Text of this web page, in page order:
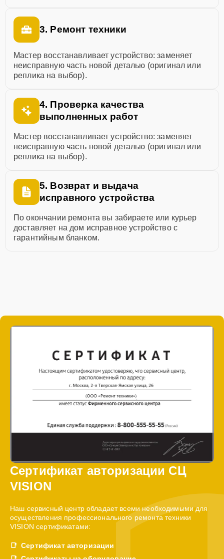
3. Ремонт техники
Мастер восстанавливает устройство: заменяет
неисправную часть новой деталью (оригинал или
реплика на выбор).
4. Проверка качества
выполненных работ
Мастер восстанавливает устройство: заменяет
неисправную часть новой деталью (оригинал или
реплика на выбор).
5. Возврат и выдача
исправного устройства
По окончании ремонта вы забираете или курьер
доставляет на дом исправное устройство с
гарантийным бланком.
Сертификат авторизации СЦ
VISION
Наш сервисный центр обладает всеми необходимыми для
осуществления профессионального ремонта техники
VISION сертификатами:
Сертификат авторизации